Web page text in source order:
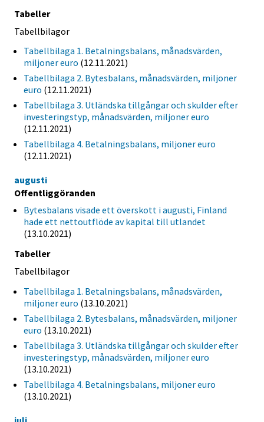
Tabeller
Tabellbilagor
Tabellbilaga 1. Betalningsbalans, månadsvärden,
miljoner euro (12.11.2021)
Tabellbilaga 2. Bytesbalans, månadsvärden, miljoner
euro (12.11.2021)
Tabellbilaga 3. Utländska tillgångar och skulder efter
investeringstyp, månadsvärden, miljoner euro
(12.11.2021)
Tabellbilaga 4. Betalningsbalans, miljoner euro
(12.11.2021)
augusti
Offentliggöranden
Bytesbalans visade ett överskott i augusti, Finland
hade ett nettoutflöde av kapital till utlandet
(13.10.2021)
Tabeller
Tabellbilagor
Tabellbilaga 1. Betalningsbalans, månadsvärden,
miljoner euro (13.10.2021)
Tabellbilaga 2. Bytesbalans, månadsvärden, miljoner
euro (13.10.2021)
Tabellbilaga 3. Utländska tillgångar och skulder efter
investeringstyp, månadsvärden, miljoner euro
(13.10.2021)
Tabellbilaga 4. Betalningsbalans, miljoner euro
(13.10.2021)